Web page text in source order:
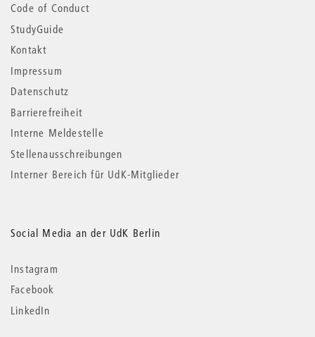
Code of Conduct
StudyGuide
Kontakt
Impressum
Datenschutz
Barrierefreiheit
Interne Meldestelle
Stellenausschreibungen
Interner Bereich für UdK-Mitglieder
Social Media an der UdK Berlin
Instagram
Facebook
LinkedIn